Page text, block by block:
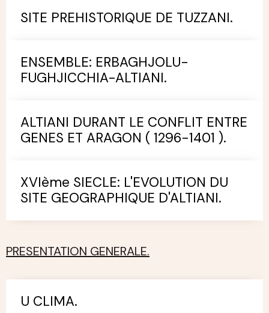
SITE PREHISTORIQUE DE TUZZANI.
ENSEMBLE: ERBAGHJOLU-
FUGHJICCHIA-ALTIANI.
ALTIANI DURANT LE CONFLIT ENTRE
GENES ET ARAGON ( 1296-1401 ).
XVIème SIECLE: L'EVOLUTION DU
SITE GEOGRAPHIQUE D'ALTIANI.
PRESENTATION GENERALE.
U CLIMA.